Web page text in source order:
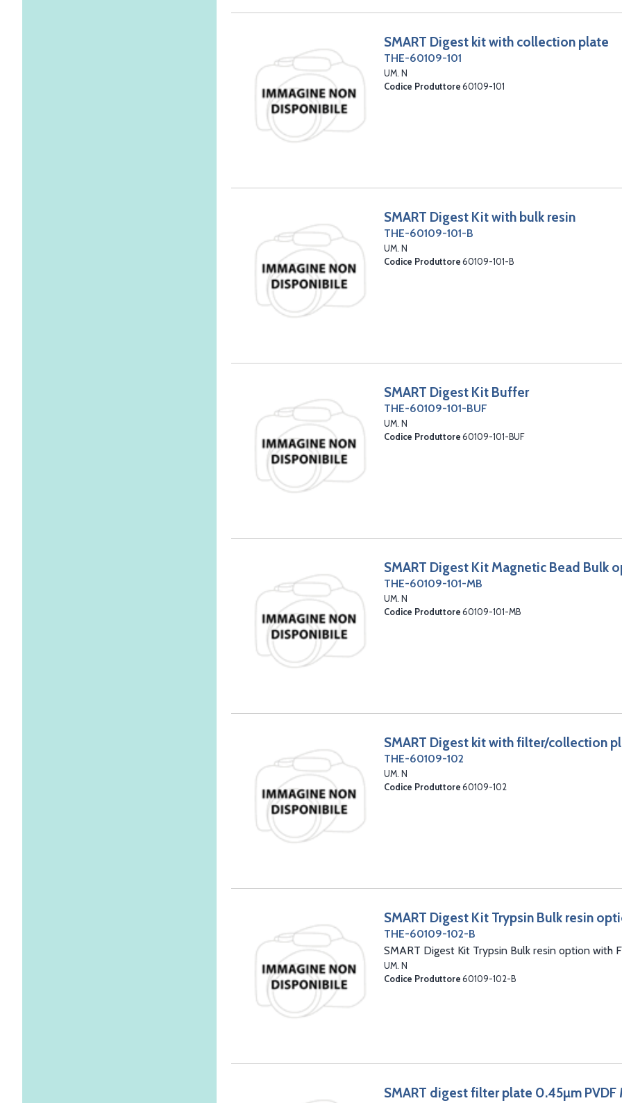
SMART Digest kit with collection plate
THE-60109-101
UM. N
Codice Produttore 60109-101
SMART Digest Kit with bulk resin
THE-60109-101-B
UM. N
Codice Produttore 60109-101-B
SMART Digest Kit Buffer
THE-60109-101-BUF
UM. N
Codice Produttore 60109-101-BUF
SMART Digest Kit Magnetic Bead Bulk
THE-60109-101-MB
UM. N
Codice Produttore 60109-101-MB
SMART Digest kit with filter/collection
THE-60109-102
UM. N
Codice Produttore 60109-102
SMART Digest Kit Trypsin Bulk resin
THE-60109-102-B
SMART Digest Kit Trypsin Bulk resin option with
UM. N
Codice Produttore 60109-102-B
SMART digest filter plate 0.45µm PVDF